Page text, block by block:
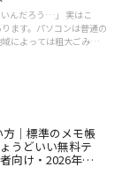
いんだろう…」 実はこ
ます。パソコンは普通の
によっては粗大ごみでも
｜標準のメモ帳
うどいい無料テ
向け・2026年